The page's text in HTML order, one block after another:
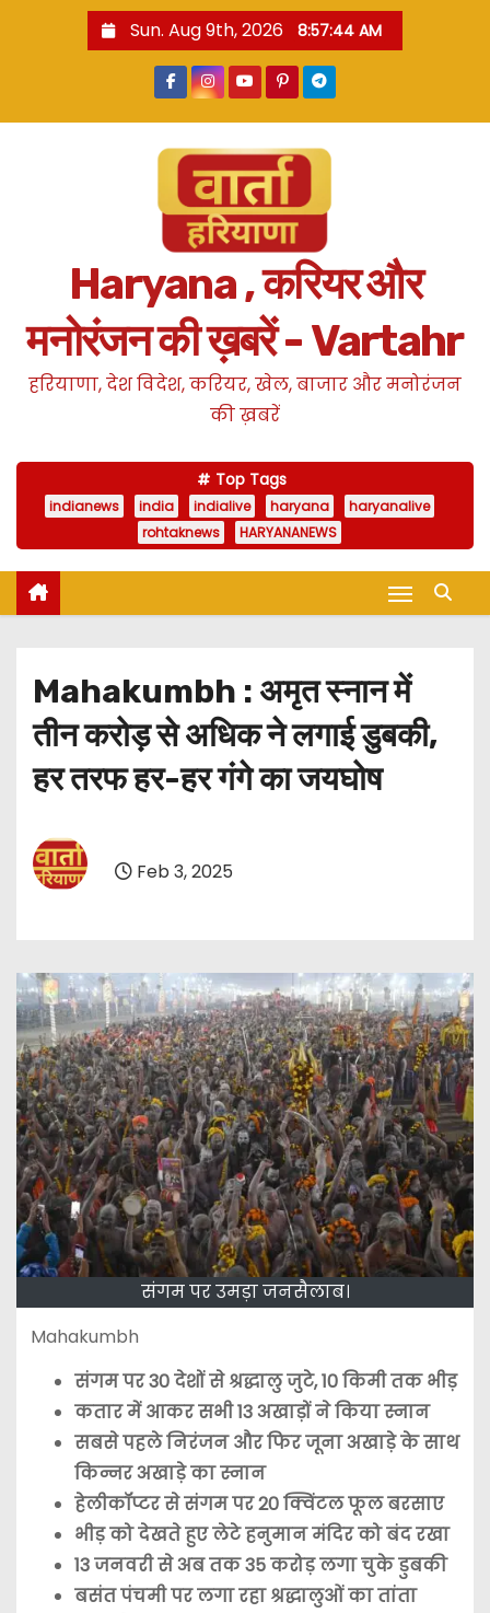
Sun. Aug 9th, 2026 8:57:45 AM
Haryana , करियर और
मनोरंजन की ख़बरें - Vartahr
हरियाणा, देश विदेश, करियर, खेल, बाजार और मनोरंजन
की ख़बरें
Top Tags
indianews india indialive haryana
haryanalive
rohtaknews
HARYANANEWS
Mahakumbh : अमृत स्नान में
तीन करोड़ से अधिक ने लगाई डुबकी,
हर तरफ हर-हर गंगे का जयघोष
Feb 3, 2025
संगम पर उमड़ा जनसैलाब।
Mahakumbh
संगम पर 30 देशों से श्रद्धालु जुटे, 10 किमी तक भीड़
कतार में आकर सभी 13 अखाड़ों ने किया स्नान
सबसे पहले निरंजन और फिर जूना अखाड़े के साथ
किन्नर अखाड़े का स्नान
हेलीकॉप्टर से संगम पर 20 क्विंटल फूल बरसाए
भीड़ को देखते हुए लेटे हनुमान मंदिर को बंद रखा
13 जनवरी से अब तक 35 करोड़ लगा चुके डुबकी
बसंत पंचमी पर लगा रहा श्रद्धालुओं का तांता